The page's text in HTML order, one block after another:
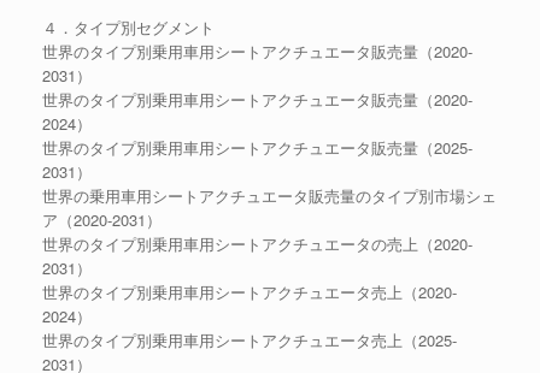
４．タイプ別セグメント
世界のタイプ別乗用車用シートアクチュエータ販売量（2020-
2031）
世界のタイプ別乗用車用シートアクチュエータ販売量（2020-
2024）
世界のタイプ別乗用車用シートアクチュエータ販売量（2025-
2031）
世界の乗用車用シートアクチュエータ販売量のタイプ別市場シェ
ア（2020-2031）
世界のタイプ別乗用車用シートアクチュエータの売上（2020-
2031）
世界のタイプ別乗用車用シートアクチュエータ売上（2020-
2024）
世界のタイプ別乗用車用シートアクチュエータ売上（2025-
2031）